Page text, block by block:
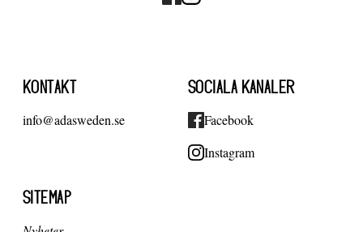
KONTAKT
info@adasweden.se
SOCIALA KANALER
Facebook
Instagram
SITEMAP